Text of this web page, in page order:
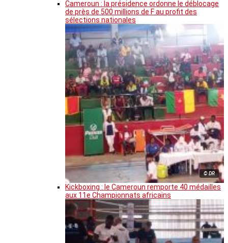
Cameroun : la présidence ordonne le déblocage
de près de 500 millions de F au profit des
sélections nationales
© DR
Kickboxing : le Cameroun remporte 40 médailles
aux 11e Championnats africains